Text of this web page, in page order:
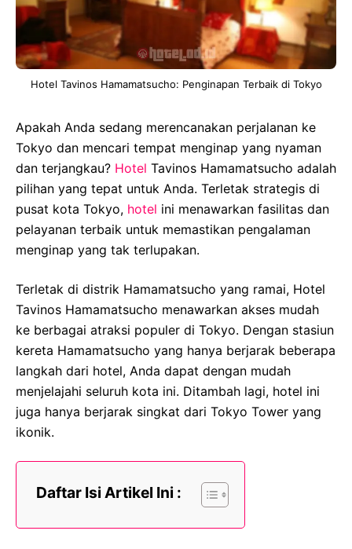
Hotel Tavinos Hamamatsucho: Penginapan Terbaik di Tokyo
Apakah Anda sedang merencanakan perjalanan ke
Tokyo dan mencari tempat menginap yang nyaman
dan terjangkau? Hotel Tavinos Hamamatsucho adalah
pilihan yang tepat untuk Anda. Terletak strategis di
pusat kota Tokyo, hotel ini menawarkan fasilitas dan
pelayanan terbaik untuk memastikan pengalaman
menginap yang tak terlupakan.
Terletak di distrik Hamamatsucho yang ramai, Hotel
Tavinos Hamamatsucho menawarkan akses mudah
ke berbagai atraksi populer di Tokyo. Dengan stasiun
kereta Hamamatsucho yang hanya berjarak beberapa
langkah dari hotel, Anda dapat dengan mudah
menjelajahi seluruh kota ini. Ditambah lagi, hotel ini
juga hanya berjarak singkat dari Tokyo Tower yang
ikonik.
Daftar Isi Artikel Ini :